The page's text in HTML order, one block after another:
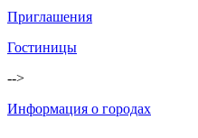
Приглашения
Гостиницы
-->
Информация о городах